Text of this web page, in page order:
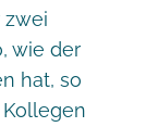
zwei
wie der
hat, so